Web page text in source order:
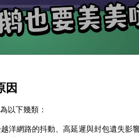
因
以下幾類：
洋網路的抖動、高延遲與封包遺失影